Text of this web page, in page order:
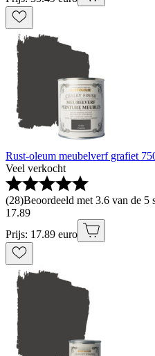
Rust-oleum meubelverf grafiet
Veel verkocht
(28)Beoordeeld met 3.6 van de 5
17.89
Prijs: 17.89 euro